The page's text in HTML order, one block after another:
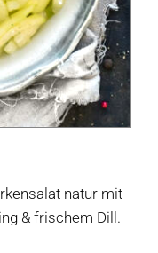
natur mit
& frischem Dill.